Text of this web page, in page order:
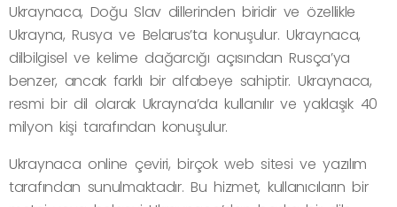
Ukraynaca, Doğu Slav dillerinden biridir ve özellikle
Ukrayna, Rusya ve Belarus’ta konuşulur. Ukraynaca,
dilbilgisel ve kelime dağarcığı açısından Rusça’ya
benzer, ancak farklı bir alfabeye sahiptir. Ukraynaca,
resmi bir dil olarak Ukrayna’da kullanılır ve yaklaşık 40
milyon kişi tarafından konuşulur.
Ukraynaca online çeviri, birçok web sitesi ve yazılım
tarafından sunulmaktadır. Bu hizmet, kullanıcıların bir